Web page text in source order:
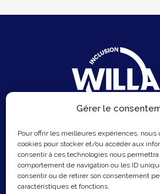
Gérer le
Pour offrir les meilleures expériences,
cookies pour stocker et/ou accéder aux
consentir à ces technologies nous
comportement de navigation ou les ID
consentir ou de retirer son consentement
caractéristiques et fonctions.
6 Rue du Sentier
75002 Paris
Email :